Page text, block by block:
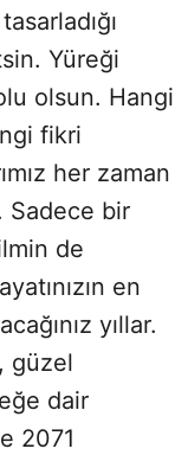
Yüreği
olsun. Hangi
fikri
her zaman
Sadece bir
de
en
yıllar.
güzel
dair
2071